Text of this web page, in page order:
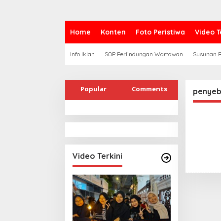
Home Konten Foto Peristiwa Video
Info Iklan SOP Perlindungan Wartawan Susunan
Popular Comments
Video Terkini